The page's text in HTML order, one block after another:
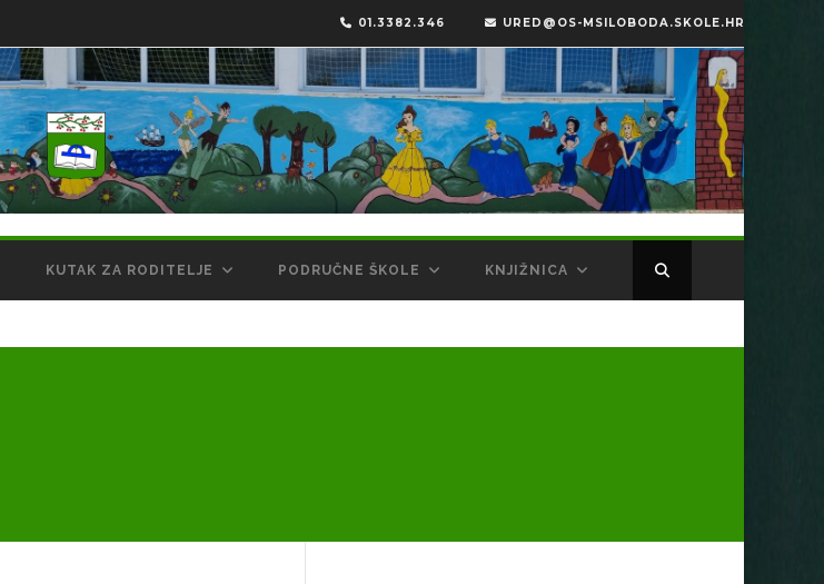
01.3382.346 URED@OS-MSILOBODA.SKOLE.HR
KUTAK ZA RODITELJE PODRUČNE ŠKOLE KNJIŽNICA